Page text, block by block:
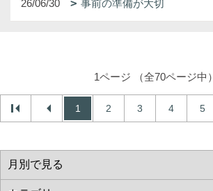
26/06/30 事前の準備が大切
1ページ （全70ページ中）
1 2 3 4 5